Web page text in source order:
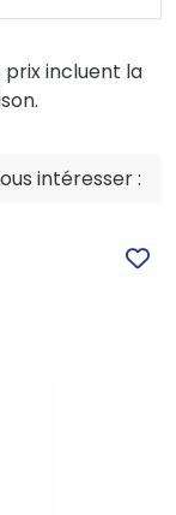
incluent la
intéresser :